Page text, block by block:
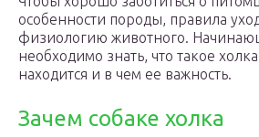
особенности породы, правила
физиологию животного.
необходимо знать, что такое
находится и в чем ее важность.
Зачем собаке холка